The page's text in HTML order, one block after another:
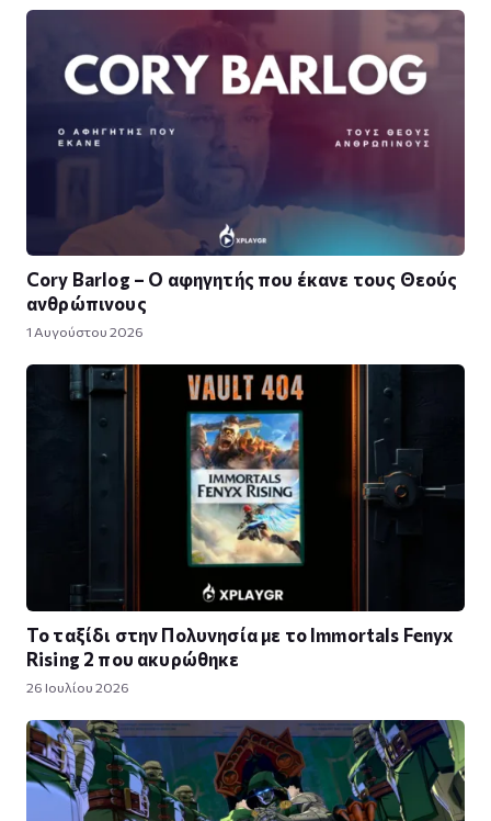
Cory Barlog – Ο αφηγητής που έκανε τους Θεούς
ανθρώπινους
1 Αυγούστου 2026
Το ταξίδι στην Πολυνησία με το Immortals Fenyx
Rising 2 που ακυρώθηκε
26 Ιουλίου 2026